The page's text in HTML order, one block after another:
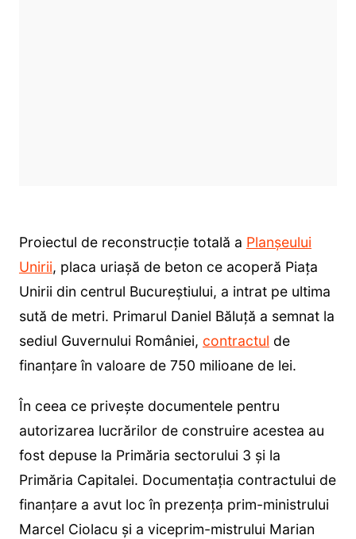
Proiectul de reconstrucție totală a Planșeului
Unirii, placa uriașă de beton ce acoperă Piața
Unirii din centrul Bucureștiului, a intrat pe ultima
sută de metri. Primarul Daniel Băluță a semnat la
sediul Guvernului României, contractul de
finanțare în valoare de 750 milioane de lei.
În ceea ce privește documentele pentru
autorizarea lucrărilor de construire acestea au
fost depuse la Primăria sectorului 3 și la
Primăria Capitalei. Documentația contractului de
finanțare a avut loc în prezența prim-ministrului
Marcel Ciolacu și a viceprim-mistrului Marian